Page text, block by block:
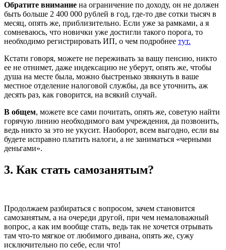
Обратите внимание на ограничение по доходу, он не должен
быть больше 2 400 000 рублей в год, где-то две сотки тысяч в
месяц, опять же, приблизительно. Если уже за рамками, а я
сомневаюсь, что новички уже достигли такого порога, то
необходимо регистрировать ИП, о чем подробнее тут.
Кстати говоря, можете не переживать за вашу пенсию, никто
ее не отнимет, даже индексацию не уберут, опять же, чтобы
душа на месте была, можно быстренько звякнуть в ваше
местное отделение налоговой службы, да все уточнить, аж
десять раз, как говорится, на всякий случай.
В общем, можете все сами почитать, опять же, советую найти
горячую линию необходимого вам учреждения, да позвонить,
ведь никто за это не укусит. Наоборот, всем выгодно, если вы
будете исправно платить налоги, а не заниматься «черными
деньгами».
3. Как стать самозанятым?
Продолжаем разбираться с вопросом, зачем становится
самозанятым, а на очереди другой, при чем немаловажный
вопрос, а как им вообще стать, ведь так не хочется отрывать
там что-то мягкое от любимого дивана, опять же, сужу
исключительно по себе, если что!